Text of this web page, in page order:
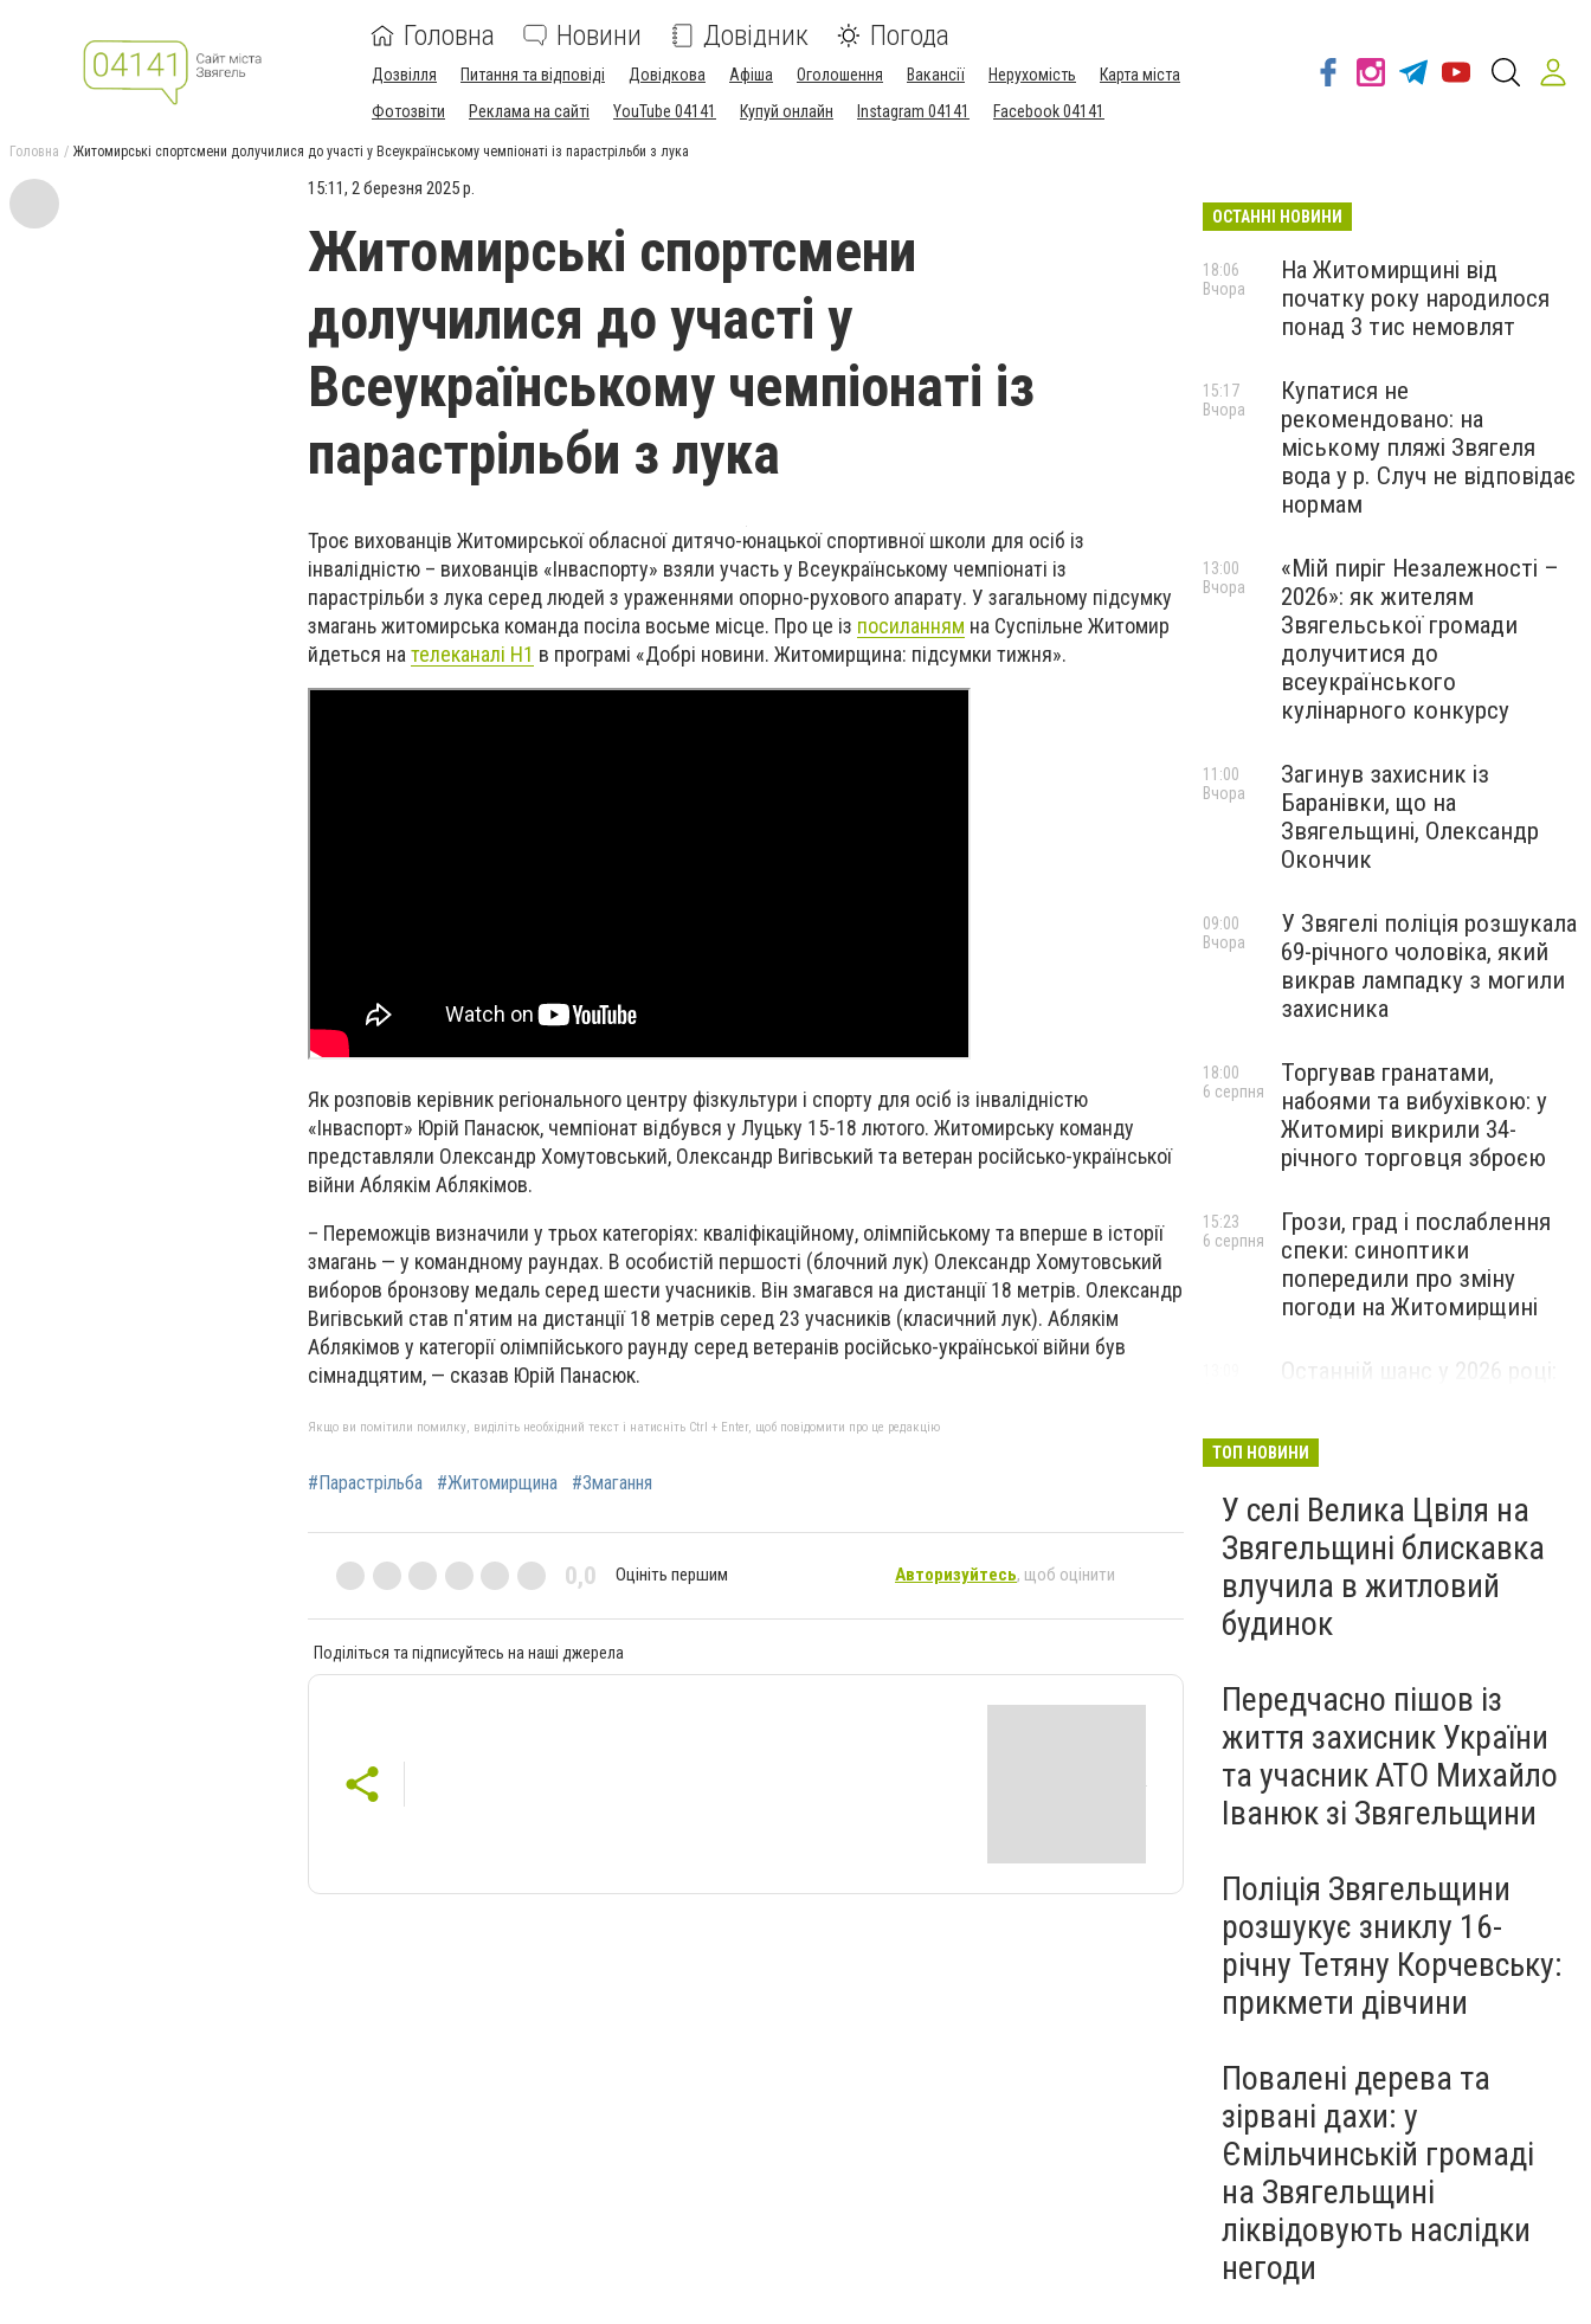
Головна Новини Довідник Погода
Дозвілля Питання та відповіді Довідкова Афіша Оголошення Вакансії Нерухомість
Карта міста
Фотозвіти
Реклама на сайті YouTube 04141 Купуй онлайн Instagram 04141 Facebook 04141
Головна Житомирські спортсмени долучилися до участі у Всеукраїнському чемпіонаті із парастрільби з лука
15:11, 2 березня 2025 р.
Житомирські спортсмени
долучилися до участі у
Всеукраїнському чемпіонаті із
парастрільби з лука
Троє вихованців Житомирської обласної дитячо-юнацької спортивної школи для осіб із
інвалідністю – вихованців «Інваспорту» взяли участь у Всеукраїнському чемпіонаті із
парастрільби з лука серед людей з ураженнями опорно-рухового апарату. У загальному підсумку
змагань житомирська команда посіла восьме місце. Про це із посиланням на Суспільне Житомир
йдеться на телеканалі Н1 в програмі «Добрі новини. Житомирщина: підсумки тижня».
Як розповів керівник регіонального центру фізкультури і спорту для осіб із інвалідністю
«Інваспорт» Юрій Панасюк, чемпіонат відбувся у Луцьку 15-18 лютого. Житомирську команду
представляли Олександр Хомутовський, Олександр Вигівський та ветеран російсько-української
війни Аблякім Аблякімов.
– Переможців визначили у трьох категоріях: кваліфікаційному, олімпійському та вперше в історії
змагань — у командному раундах. В особистій першості (блочний лук) Олександр Хомутовський
виборов бронзову медаль серед шести учасників. Він змагався на дистанції 18 метрів. Олександр
Вигівський став п'ятим на дистанції 18 метрів серед 23 учасників (класичний лук). Аблякім
Аблякімов у категорії олімпійського раунду серед ветеранів російсько-української війни був
сімнадцятим, — сказав Юрій Панасюк.
Якщо ви помітили помилку, виділіть необхідний текст і натисніть Ctrl + Enter, щоб повідомити про це редакцію
#Парастрільба #Житомирщина #Змагання
0,0 Оцініть першим Авторизуйтесь, щоб оцінити
Поділіться та підписуйтесь на наші джерела
ОСТАННІ НОВИНИ
На Житомирщині від
початку року народилося
понад 3 тис немовлят
18:06
Вчора
Купатися не
рекомендовано: на
міському пляжі Звягеля
вода у р. Случ не відповідає
нормам
15:17
Вчора
«Мій пиріг Незалежності –
2026»: як жителям
Звягельської громади
долучитися до
всеукраїнського
кулінарного конкурсу
13:00
Вчора
Загинув захисник із
Баранівки, що на
Звягельщині, Олександр
Окончик
11:00
Вчора
У Звягелі поліція розшукала
69-річного чоловіка, який
викрав лампадку з могили
захисника
09:00
Вчора
Торгував гранатами,
набоями та вибухівкою: у
Житомирі викрили 34-
річного торговця зброєю
18:00
6 серпня
Грози, град і послаблення
спеки: синоптики
попередили про зміну
погоди на Житомирщині
15:23
6 серпня
Останній шанс у 2026 році:
майбутніх водійок автобусів
ТОП НОВИНИ
У селі Велика Цвіля на
Звягельщині блискавка
влучила в житловий
будинок
Передчасно пішов із
життя захисник України
та учасник АТО Михайло
Іванюк зі Звягельщини
Поліція Звягельщини
розшукує зниклу 16-
річну Тетяну Корчевську:
прикмети дівчини
Повалені дерева та
зірвані дахи: у
Ємільчинській громаді
на Звягельщині
ліквідовують наслідки
негоди